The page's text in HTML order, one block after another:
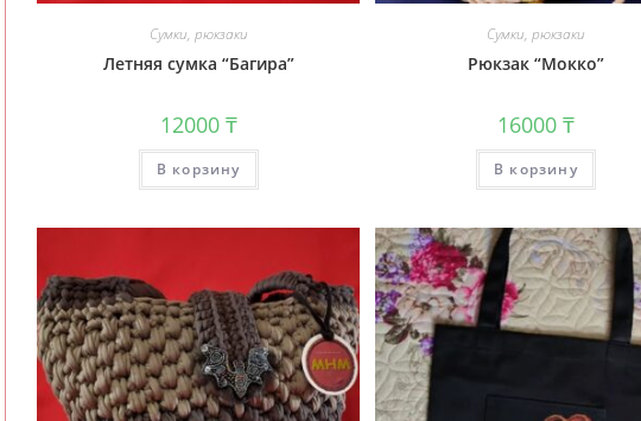
Сумки, рюкзаки
Летняя сумка “Багира”
12000 ₸
В корзину
Сумки, рюкзаки
Рюкзак “Мокко”
16000 ₸
В корзину